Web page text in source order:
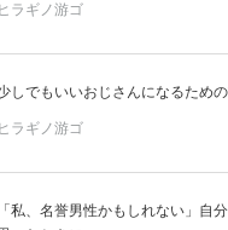
ヒラギノ游ゴ
しでもいいおじさんになるため
ヒラギノ游ゴ
「私、名誉男性かもしれない」自